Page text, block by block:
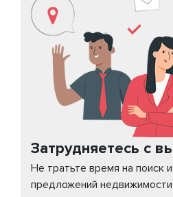
Затрудняетесь с
Не тратьте время на поиск
предложений недвижимости